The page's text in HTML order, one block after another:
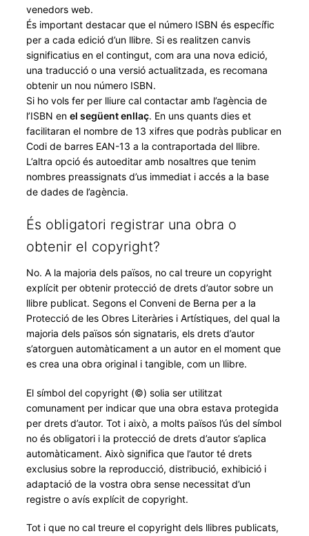
venedors web.
És important destacar que el número ISBN és específic
per a cada edició d’un llibre. Si es realitzen canvis
significatius en el contingut, com ara una nova edició,
una traducció o una versió actualitzada, es recomana
obtenir un nou número ISBN.
Si ho vols fer per lliure cal contactar amb l’agència de
l’ISBN en el següent enllaç. En uns quants dies et
facilitaran el nombre de 13 xifres que podràs publicar en
Codi de barres EAN-13 a la contraportada del llibre.
L’altra opció és autoeditar amb nosaltres que tenim
nombres preassignats d’us immediat i accés a la base
de dades de l’agència.
És obligatori registrar una obra o
obtenir el copyright?
No. A la majoria dels països, no cal treure un copyright
explícit per obtenir protecció de drets d’autor sobre un
llibre publicat. Segons el Conveni de Berna per a la
Protecció de les Obres Literàries i Artístiques, del qual la
majoria dels països són signataris, els drets d’autor
s’atorguen automàticament a un autor en el moment que
es crea una obra original i tangible, com un llibre.
El símbol del copyright (©) solia ser utilitzat
comunament per indicar que una obra estava protegida
per drets d’autor. Tot i això, a molts països l’ús del símbol
no és obligatori i la protecció de drets d’autor s’aplica
automàticament. Això significa que l’autor té drets
exclusius sobre la reproducció, distribució, exhibició i
adaptació de la vostra obra sense necessitat d’un
registre o avís explícit de copyright.
Tot i que no cal treure el copyright dels llibres publicats,